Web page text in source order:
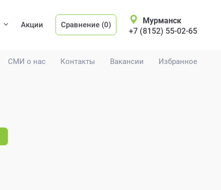
СМИ о нас Контакты Вакансии Избранное
Акции Сравнение (0)
Мурманск
+7 (8152) 55-02-65